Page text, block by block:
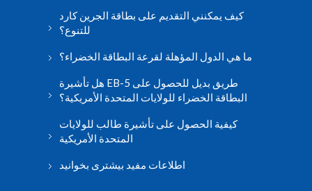
كيف يمكنني التقديم على بطاقة الجرين كارد
للتنوع؟
ما هي الدول المؤهلة لقرعة البطاقة الخضراء؟
هل تأشيرة EB-5 طريق بديل للحصول على
البطاقة الخضراء للولايات المتحدة الأمريكية؟
كيفية الحصول على تأشيرة طالب للولايات
المتحدة الأمريكية
اطلاعات مفید بیشتری بخوانید